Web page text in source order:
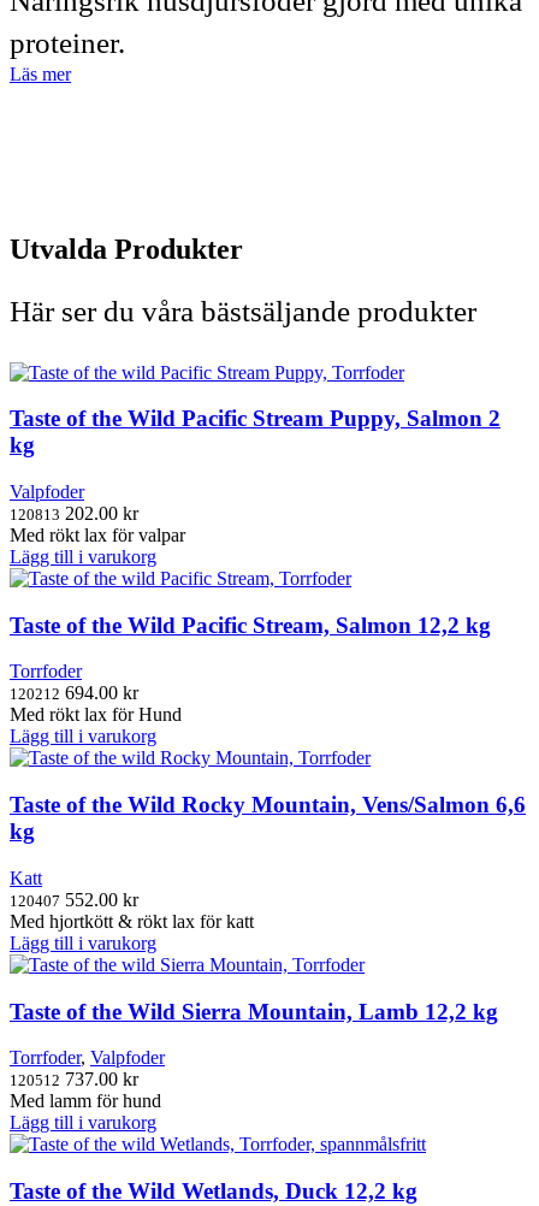
proteiner.
Läs mer
Utvalda Produkter
Här ser du våra bästsäljande produkter
Taste of the Wild Pacific Stream Puppy, Salmon 2
kg
Valpfoder
120813 202.00 kr
Med rökt lax för valpar
Lägg till i varukorg
Taste of the Wild Pacific Stream, Salmon 12,2 kg
Torrfoder
120212 694.00 kr
Med rökt lax för Hund
Lägg till i varukorg
Taste of the Wild Rocky Mountain, Vens/Salmon 6,6
kg
Katt
120407 552.00 kr
Med hjortkött & rökt lax för katt
Lägg till i varukorg
Taste of the Wild Sierra Mountain, Lamb 12,2 kg
Torrfoder, Valpfoder
120512 737.00 kr
Med lamm för hund
Lägg till i varukorg
Taste of the Wild Wetlands, Duck 12,2 kg